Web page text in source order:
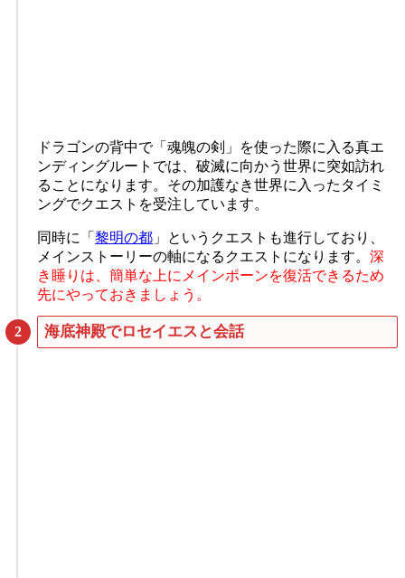
ドラゴンの背中で「魂魄の剣」を使った際に入る真エ
ンディングルートでは、破滅に向かう世界に突如訪れ
ることになります。その加護なき世界に入ったタイミ
ングでクエストを受注しています。
同時に「 黎明の都 」というクエストも進行しており、
メインストーリーの軸になるクエストになります。 深
き睡りは、簡単な上にメインポーンを復活できるため
先にやっておきましょう。
海底神殿でロセイエスと会話